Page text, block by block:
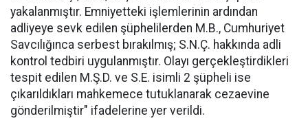
yakalanmıştır. Emniyetteki işlemlerinin ardından
adliyeye sevk edilen şüphelilerden M.B., Cumhuriyet
Savcılığınca serbest bırakılmış; S.N.Ç. hakkında adli
kontrol tedbiri uygulanmıştır. Olayı gerçekleştirdikleri
tespit edilen M.Ş.D. ve S.E. isimli 2 şüpheli ise
çıkarıldıkları mahkemece tutuklanarak cezaevine
gönderilmiştir" ifadelerine yer verildi.